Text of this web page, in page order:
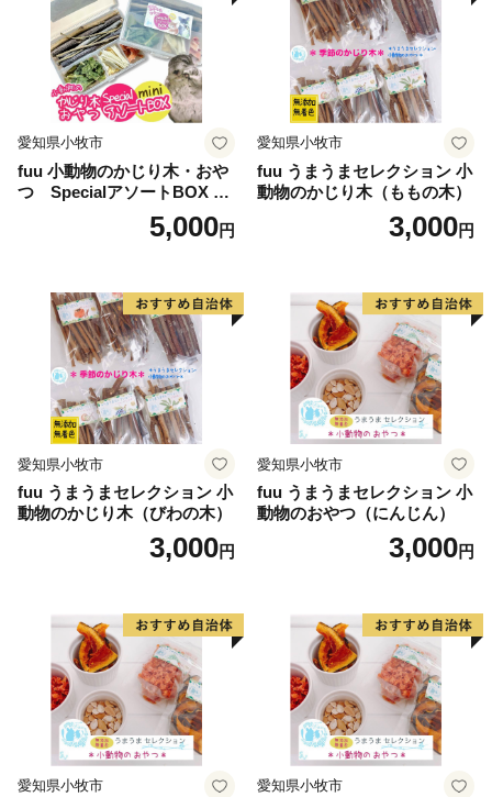
愛知県小牧市
fuu 小動物のかじり木・おや
つ SpecialアソートBOX mi
5,000円
愛知県小牧市
fuu うまうまセレクション 小
動物のかじり木（ももの木）
3,000円
愛知県小牧市
fuu うまうまセレクション 小
動物のかじり木（びわの木）
3,000円
愛知県小牧市
fuu うまうまセレクション 小
動物のおやつ（にんじん）
3,000円
愛知県小牧市 愛知県小牧市